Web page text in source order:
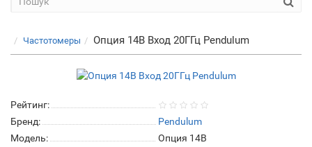
Частотомеры Опция 14B Вход 20ГГц Pendulum
Рейтинг:
Бренд:
Pendulum
Модель:
Опция 14B